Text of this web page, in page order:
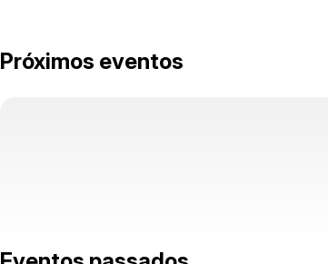
Próximos eventos